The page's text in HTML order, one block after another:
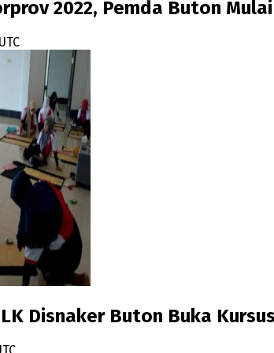
2022, Pemda Buton
Disnaker Buton Buka